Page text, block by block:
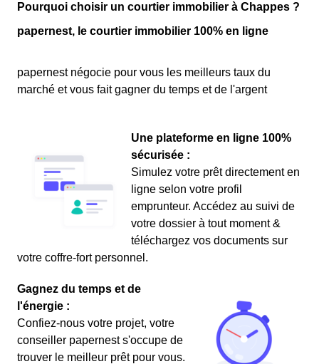
Pourquoi choisir un courtier immobilier à Chappes ?
papernest, le courtier immobilier 100% en ligne
papernest négocie pour vous les meilleurs taux du
marché et vous fait gagner du temps et de l'argent
Une plateforme en ligne 100%
sécurisée :
Simulez votre prêt directement en
ligne selon votre profil
emprunteur. Accédez au suivi de
votre dossier à tout moment &
téléchargez vos documents sur
votre coffre-fort personnel.
Gagnez du temps et de
l'énergie :
Confiez-nous votre projet, votre
conseiller papernest s'occupe de
trouver le meilleur prêt pour vous.